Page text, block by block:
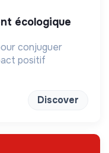
conjuguer
positif
Discover